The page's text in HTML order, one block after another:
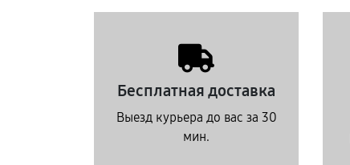
Бесплатная доставка
Выезд курьера до вас за 30
мин.